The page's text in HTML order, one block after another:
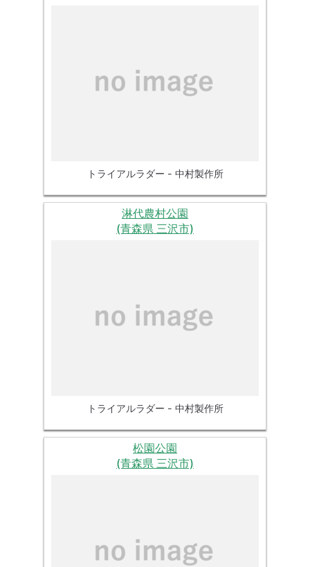
トライアルラダー - 中村製作所
淋代農村公園
(青森県 三沢市)
トライアルラダー - 中村製作所
松園公園
(青森県 三沢市)